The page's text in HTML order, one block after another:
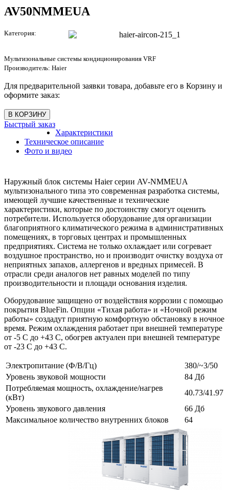
AV50NMMEUA
Категория:
Мультизональные системы кондиционирования VRF
Производитель: Haier
Для предварительной заявки товара, добавьте его в Корзину и
оформите заказ:
Быстрый заказ
Характеристики
Техническое описание
Фото и видео
Наружный блок системы Haier серии AV-NMMEUA
мультизонального типа это современная разработка системы,
имеющей лучшие качественные и технические
характеристики, которые по достоинству смогут оценить
потребители. Используется оборудование для организации
благоприятного климатического режима в административных
помещениях, в торговых центрах и промышленных
предприятиях. Система не только охлаждает или согревает
воздушное пространство, но и производит очистку воздуха от
неприятных запахов, аллергенов и вредных примесей. В
отрасли среди аналогов нет равных моделей по типу
производительности и площади основания изделия.
Оборудование защищено от воздействия коррозии с помощью
покрытия BlueFin. Опции «Тихая работа» и «Ночной режим
работы» создадут приятную комфортную обстановку в ночное
время. Режим охлаждения работает при внешней температуре
от -5 С до +43 С, обогрев актуален при внешней температуре
от -23 С до +43 С.
Электропитание (Ф/В/Гц)
380/~3/50
Уровень звуковой мощности
84 Дб
Потребляемая мощность, охлаждение/нагрев
(кВт)
40.73/41.97
Уровень звукового давления
66 Дб
Максимальное количество внутренних блоков
64